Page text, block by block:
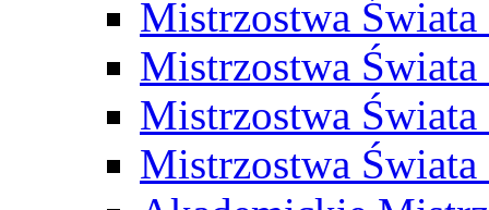
Mistrzostwa
Mistrzostwa
Mistrzostwa
Mistrzostwa